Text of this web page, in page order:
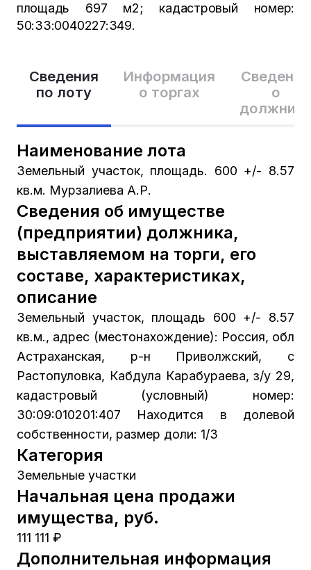
Сведения
по лоту
Информация
о торгах
Сведения
о
Наименование лота
Земельный участок, площадь. 600 +/- 8.57
кв.м. Мурзалиева А.Р.
Сведения об имуществе
(предприятии) должника,
выставляемом на торги, его
составе, характеристиках,
описание
Земельный участок, площадь 600 +/- 8.57
кв.м., адрес (местонахождение): Россия, обл
Астраханская, р-н Приволжский, с
Растопуловка, Кабдула Карабураева, з/у 29,
кадастровый (условный) номер:
30:09:010201:407 Находится в долевой
собственности, размер доли: 1/3
Категория
Земельные участки
Начальная цена продажи
имущества, руб.
111 111 ₽
Дополнительная информация
площадь 697 м2; кадастровый номер:
50:33:0040227:349.